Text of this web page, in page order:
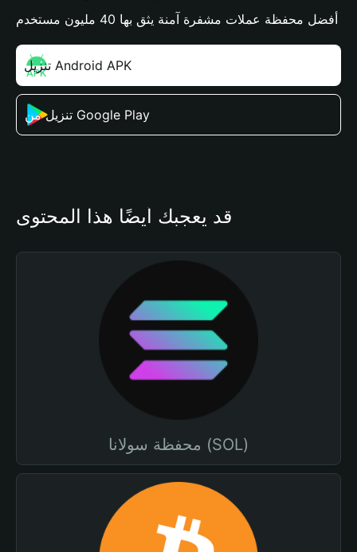
أفضل محفظة عملات مشفرة آمنة يثق بها 40 مليون مستخدم
تنزيل Android APK
تنزيل من Google Play
قد يعجبك أيضًا هذا المحتوى
محفظة سولانا (SOL)